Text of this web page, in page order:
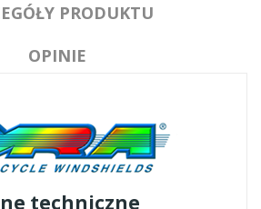
PRODUKTU
OPINIE
techniczne